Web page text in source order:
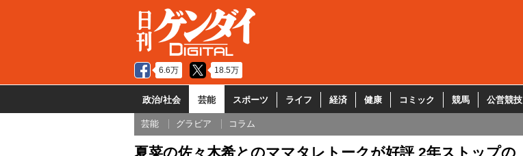
6.6万 18.5万
政治/社会 芸能 スポーツ ライフ 経済 健康 コミック 競馬 公営競技
芸能 グラビア コラム
夏菜の佐々木希とのママタレトークが好評 2年ストップの